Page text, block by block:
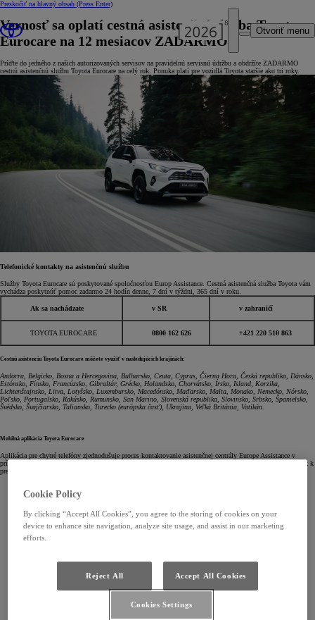
Preskočiť na hlavný obsah (Press Enter)
Otvoriť menu
Vernosť sa oplatí cestná asistenčná služba Toyota
Eurocare na 12 mesiacov ZADARMO!
Príďte do jedného z našich autorizovaných servisov na pravidelnú servisnú údržbu a obdržíte ZADARMO
cestnú asistenčnú službu Toyota Eurocare na celý rok. Ponuka platí pre vozidlá Toyota staršie ako tri roky.
Telefonické kontakty na asistenčnú službu
Služby Toyota Eurocare sú poskytované spoločnosťou Europ Assistance. Cestná asistenčná služba Toyota vám
vychádza poskytnúť pomoc zadarmo 24 hodín denne, 7 dní v týždni, 365 dní v roku.
Ak sa nachádzate v SR v zahraničí
TOYOTA EUROCARE 0800 162 626 +421 220 510 863
Cestnú asistenciu Toyota Eurocare môžete využiť v nasledujúcich krajinách:
Andorra, Belgicko, Bosna a Hercegovina, Bulharsko, Ceuta, Cyprus, Čierna Hora, Česká republika, Dánsko,
Estónsko, Fínsko, Francúzsko, Gibraltár, Grécko, Holandsko, Chorvátsko, Írsko, Island, Korzika,
Lichtenštajnsko, Litva, Lotyšsko, Luxembursko, Macedónsko, Maďarsko, Malta, Monako, Nemecko, Nórsko,
Poľsko, Portugalsko, Rakúsko, Rumunsko, San Marino, Slovenská republika, Slovinsko, Srbsko, Španielsko,
Švédsko, Švajčiarsko, Taliansko, Turecko (európska časť), Ukrajina, Veľká Británia, Vatikán.
Mobilná aplikácia Toyota Eurocare
Aplikácia pre chytré telefóny zjednodušuje proces kontaktovanie asistenčnej centrály Europe Assistance v
prípade uvedených problémov s vaším vozidlom. Aplikáciu môžete využiť ako na kontaktovanie centrály, tak k
presnému určeniu polohy vášho nepojazdného vozidla.
Cookie Policy
By clicking “Accept All Cookies”, you agree to the storing of cookies on your
device to enhance site navigation, analyze site usage, and assist in our marketing
efforts.
Reject All Accept All Cookies
Cookies Settings